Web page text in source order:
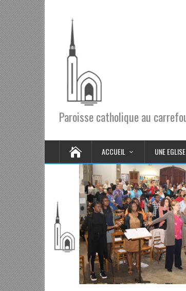
Paroisse catholique au
ACCUEIL UNE